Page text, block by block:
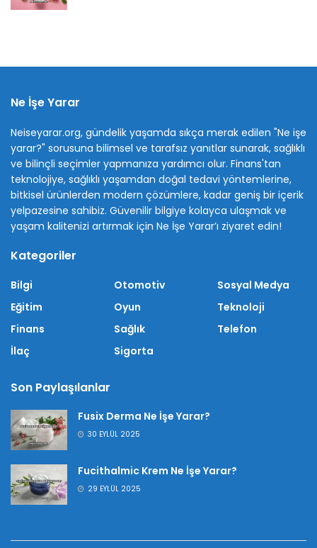
Ne İşe Yarar
Neiseyarar.org, gündelik yaşamda sıkça merak edilen "Ne işe
yarar?" sorusuna bilimsel ve tarafsız yanıtlar sunarak, sağlıklı
ve bilinçli seçimler yapmanıza yardımcı olur. Finans'tan
teknolojiye, sağlıklı yaşamdan doğal tedavi yöntemlerine,
bitkisel ürünlerden modern çözümlere, kadar geniş bir içerik
yelpazesine sahibiz. Güvenilir bilgiye kolayca ulaşmak ve
yaşam kalitenizi artırmak için Ne İşe Yarar’ı ziyaret edin!
Kategoriler
Bilgi
Eğitim
Finans
İlaç
Otomotiv
Oyun
Sağlık
Sigorta
Sosyal Medya
Teknoloji
Telefon
Son Paylaşılanlar
Fusix Derma Ne İşe Yarar?
30 EYLÜL 2025
Fucithalmic Krem Ne İşe Yarar?
29 EYLÜL 2025